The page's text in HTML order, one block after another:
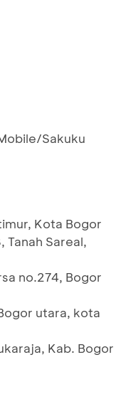
Sakuku
Kota Bogor
Sareal,
no.274, Bogor
utara, kota
Kab. Bogor